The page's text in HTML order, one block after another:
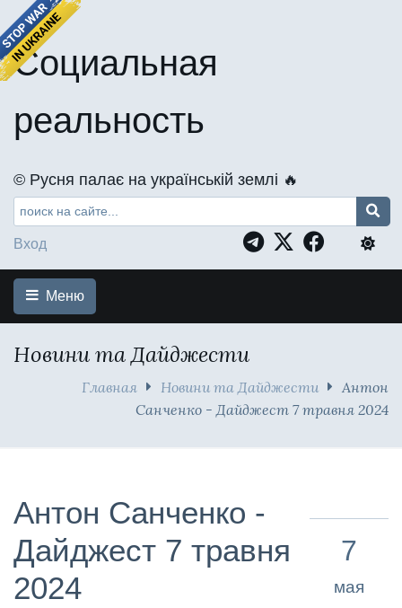
Социальная
реальность
©️ Русня палає на українській землі 🔥
Вход
Меню
Новини та Дайджести
Главная Новини та Дайджести
Антон
Санченко - Дайджест 7 травня 2024
Антон Санченко -
Дайджест 7 травня
2024
7
мая